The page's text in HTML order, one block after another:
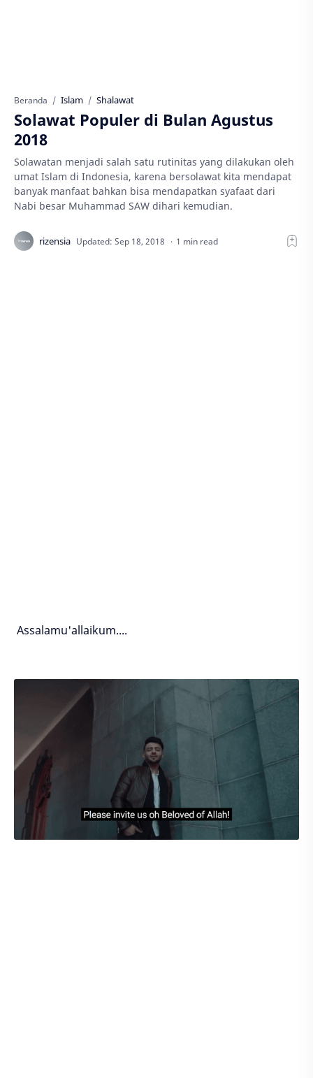
Beranda Islam Shalawat
Solawat Populer di Bulan Agustus
2018
Solawatan menjadi salah satu rutinitas yang dilakukan oleh
umat Islam di Indonesia, karena bersolawat kita mendapat
banyak manfaat bahkan bisa mendapatkan syafaat dari
Nabi besar Muhammad SAW dihari kemudian.
1 min read
Assalamu'allaikum....